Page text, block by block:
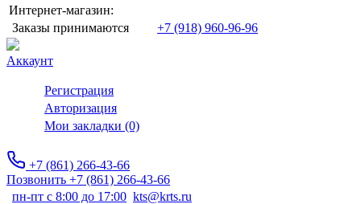
Интернет-магазин:
Заказы принимаются
+7 (918) 960-96-96
Аккаунт
Регистрация
Авторизация
Мои закладки (0)
+7 (861) 266-43-66
Позвонить +7 (861) 266-43-66
пн-пт с 8:00 до 17:00 kts@krts.ru